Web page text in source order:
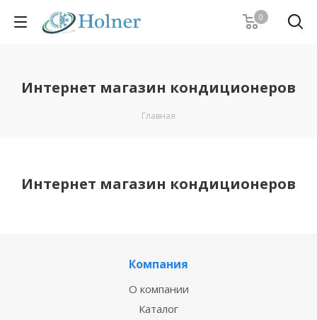
0
Интернет магазин кондиционеров
Главная
Интернет магазин кондиционеров
Компания
О компании
Каталог